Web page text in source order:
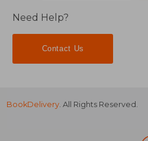
Need Help?
Contact Us
BookDelivery . All Rights Reserved.